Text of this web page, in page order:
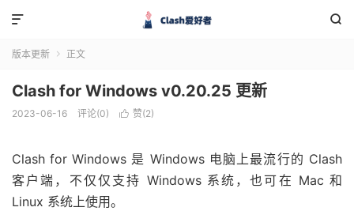


版本更新  正文
Clash for Windows v0.20.25 更新
2023-06-16 评论(0)  赞(2)
Clash for Windows 是 Windows 电脑上最流行的 Clash
客户端，不仅仅支持 Windows 系统，也可在 Mac 和
Linux 系统上使用。